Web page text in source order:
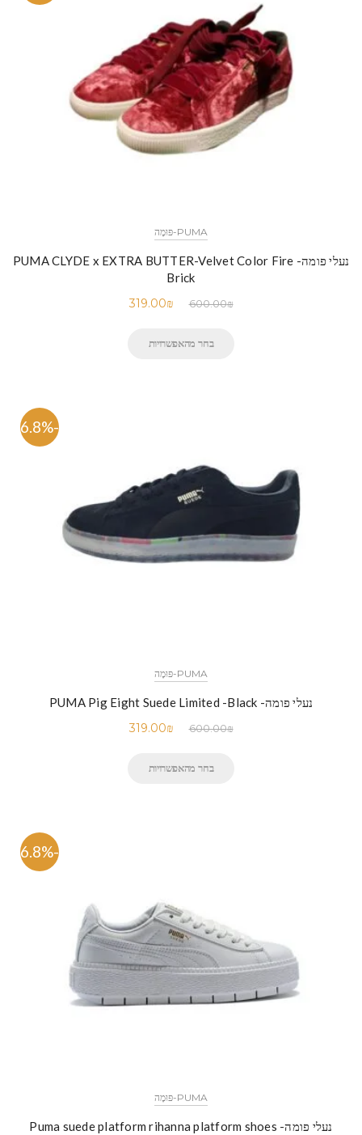
PUMA-פּוּמָה
נעלי פומה- PUMA CLYDE x EXTRA BUTTER-Velvet Color Fire
Brick
600.00₪
319.00₪
בחר מהאפשרויות
-46.8%
PUMA-פּוּמָה
נעלי פומה- PUMA Pig Eight Suede Limited -Black
600.00₪
319.00₪
בחר מהאפשרויות
-46.8%
PUMA-פּוּמָה
נעלי פומה- Puma suede platform rihanna platform shoes